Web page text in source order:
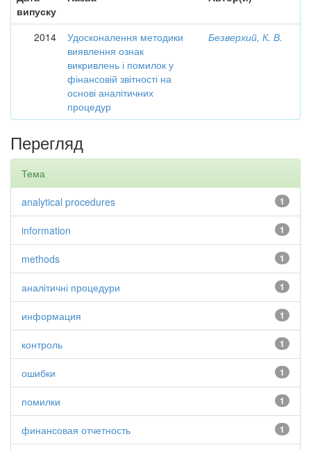
випуску
2014
Удосконалення методики
виявлення ознак
викривлень і помилок у
фінансовій звітності на
основі аналітичних
процедур
Безверхий, К. В.
Перегляд
Тема
1
analytical procedures
1
information
1
methods
1
аналітичні процедури
1
информация
1
контроль
1
ошибки
1
помилки
1
финансовая отчетность